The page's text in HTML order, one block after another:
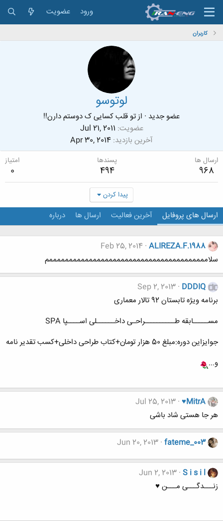
ورود عضویت
کاربران
لوتوسو
عضو جدید · ازتو قلب کسایی ک دوستم دارن!!
عضویت Jul 21, 2011
آخرین بازدید Apr 30, 2014
ارسال ها
968
پسندها
494
امتیاز
0
پیدا کردن
ارسال های پروفایل آخرین فعالیت ارسال ها درباره
ALIREZA.F.1988
Feb 25, 2014
سلاممممممممممممممممممممممممممممممممممممممممم
DDDIQ
Sep 2, 2013
برنامه ویژه تابستان 92 تالار معماری
مســـــابقه طــــــــــراحـی داخــــــلی اســــپا SPA
جوایزاین دوره:مبلغ 50 هزار تومان+کتاب طراحی داخلی+کسب تقدیر نامه
و...
♥MitrA
Jul 25, 2013
هر جا هستی شاد باشی
fateme_003
Jun 20, 2013
S i s i l
Jun 2, 2013
زنـــدگـــی مـــن ♥